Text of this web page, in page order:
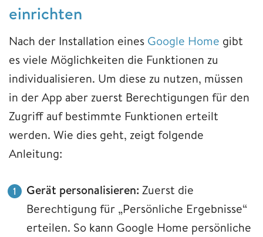
einrichten
Nach der Installation eines Google Home gibt
es viele Möglichkeiten die Funktionen zu
individualisieren. Um diese zu nutzen, müssen
in der App aber zuerst Berechtigungen für den
Zugriff auf bestimmte Funktionen erteilt
werden. Wie dies geht, zeigt folgende
Anleitung:
Gerät personalisieren: Zuerst die
Berechtigung für „Persönliche Ergebnisse“
erteilen. So kann Google Home persönliche